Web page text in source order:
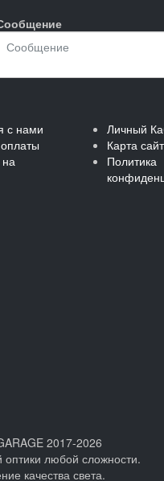
с нами
Личный
Карта
Политика
2017-2026
любой сложности.
качества света.